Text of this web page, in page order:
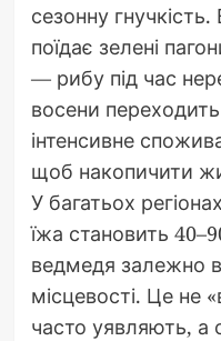
сезонну
поїдає зелені
— рибу під час
восени
інтенсивне
щоб накопичити
У багатьох
їжа становить
ведмедя залежно
місцевості. Це не
часто уявляють, а